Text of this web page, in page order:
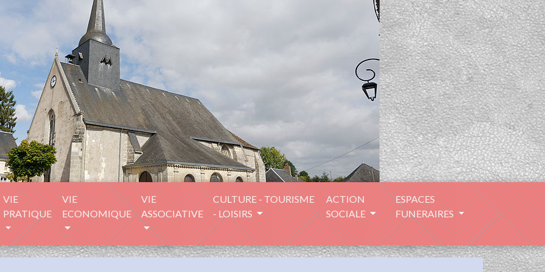
VIE
PRATIQUE
VIE
ECONOMIQUE
VIE
ASSOCIATIVE
CULTURE - TOURISME
- LOISIRS
ACTION
SOCIALE
ESPACES
FUNERAIRES